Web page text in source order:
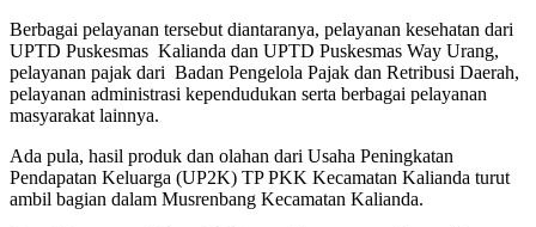
Berbagai pelayanan tersebut diantaranya, pelayanan kesehatan dari
UPTD Puskesmas Kalianda dan UPTD Puskesmas Way Urang,
pelayanan pajak dari Badan Pengelola Pajak dan Retribusi Daerah,
pelayanan administrasi kependudukan serta berbagai pelayanan
masyarakat lainnya.
Ada pula, hasil produk dan olahan dari Usaha Peningkatan
Pendapatan Keluarga (UP2K) TP PKK Kecamatan Kalianda turut
ambil bagian dalam Musrenbang Kecamatan Kalianda.